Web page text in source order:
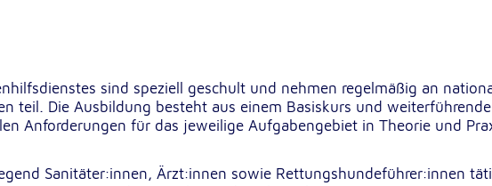
sind speziell geschult und nehmen regelmäßig an
teil. Die Ausbildung besteht aus einem Basiskurs und
Anforderungen für das jeweilige Aufgabengebiet in Theorie und
Sanitäter:innen, Ärzt:innen sowie Rettungshundeführer:innen
zur Website-